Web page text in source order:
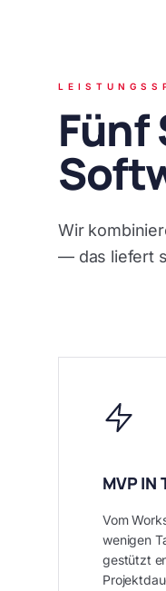
Fünf
Wir
— das liefert
MVP IN
Vom
wenigen
gestützt